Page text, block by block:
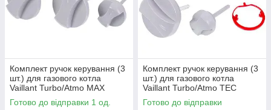
Комплект ручок керування (3
шт.) для газового котла
Vaillant Turbo/Atmo MAX
Pro/Plus 114288
Готово до відправки 1 од.
Комплект ручок керування (3
шт.) для газового котла
Vaillant Turbo/Atmo TEC
Pro/Plus mini 0020074963
Готово до відправки